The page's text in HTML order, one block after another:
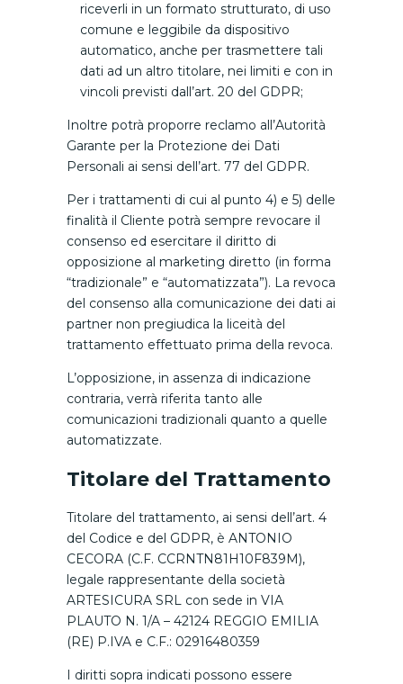
riceverli in un formato strutturato, di uso
comune e leggibile da dispositivo
automatico, anche per trasmettere tali
dati ad un altro titolare, nei limiti e con in
vincoli previsti dall’art. 20 del GDPR;
Inoltre potrà proporre reclamo all’Autorità
Garante per la Protezione dei Dati
Personali ai sensi dell’art. 77 del GDPR.
Per i trattamenti di cui al punto 4) e 5) delle
finalità il Cliente potrà sempre revocare il
consenso ed esercitare il diritto di
opposizione al marketing diretto (in forma
“tradizionale” e “automatizzata”). La revoca
del consenso alla comunicazione dei dati ai
partner non pregiudica la liceità del
trattamento effettuato prima della revoca.
L’opposizione, in assenza di indicazione
contraria, verrà riferita tanto alle
comunicazioni tradizionali quanto a quelle
automatizzate.
Titolare del Trattamento
Titolare del trattamento, ai sensi dell’art. 4
del Codice e del GDPR, è ANTONIO
CECORA (C.F. CCRNTN81H10F839M),
legale rappresentante della società
ARTESICURA SRL con sede in VIA
PLAUTO N. 1/A – 42124 REGGIO EMILIA
(RE) P.IVA e C.F.: 02916480359
I diritti sopra indicati possono essere